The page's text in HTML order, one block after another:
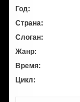
Год:
Страна:
Слоган:
Жанр:
Время:
Цикл: